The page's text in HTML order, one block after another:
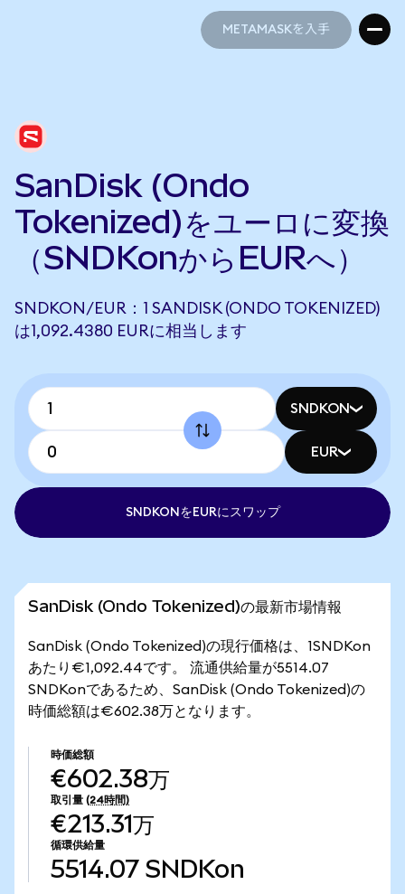
METAMASKを入手
SanDisk (Ondo
Tokenized)をユーロに変換
（SNDKonからEURへ）
SNDKON/EUR：1 SANDISK (ONDO TOKENIZED)
は1,092.4380 EURに相当します
SNDKON
EUR
SNDKONをEURにスワップ
SanDisk (Ondo Tokenized)の最新市場情報
SanDisk (Ondo Tokenized)の現行価格は、1SNDKon
あたり€1,092.44です。 流通供給量が5514.07
SNDKonであるため、SanDisk (Ondo Tokenized)の
時価総額は€602.38万となります。
時価総額
€602.38万
取引量 (24時間)
€213.31万
循環供給量
5514.07 SNDKon